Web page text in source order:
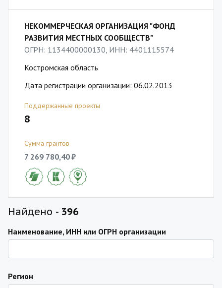
НЕКОММЕРЧЕСКАЯ ОРГАНИЗАЦИЯ "ФОНД
РАЗВИТИЯ МЕСТНЫХ СООБЩЕСТВ"
ОГРН: 1134400000130, ИНН: 4401115574
Костромская область
Дата регистрации организации: 06.02.2013
Поддержанные проекты
8
Сумма грантов
7 269 780,40 ₽
Найдено - 396
Наименование, ИНН или ОГРН организации
Регион